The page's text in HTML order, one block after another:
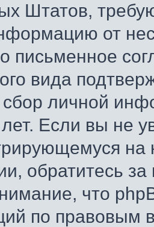
Штатов,
от
письменное
вида
личной
Если вы не
обратитесь
что
по правовым